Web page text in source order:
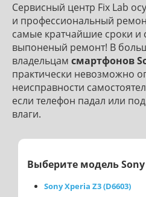
Сервисный центр Fix Lab
и профессиональный
самые кратчайшие сроки и
выпоненый ремонт! В
владельцам смартфонов
практически невозможно
неисправности
если телефон падал или
влаги.
Выберите модель Sony
Sony Xperia Z3 (D6603)